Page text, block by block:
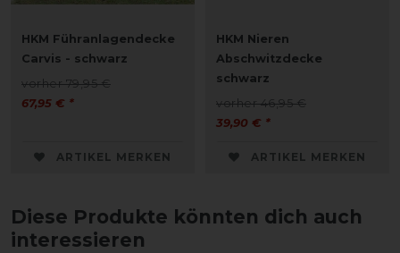
HKM Führanlagendecke
Carvis - schwarz
vorher 79,95 €
67,95 € *
ARTIKEL MERKEN
HKM Nieren
Abschwitzdecke
schwarz
vorher 46,95 €
39,90 € *
ARTIKEL MERKEN
Diese Produkte könnten dich auch
interessieren